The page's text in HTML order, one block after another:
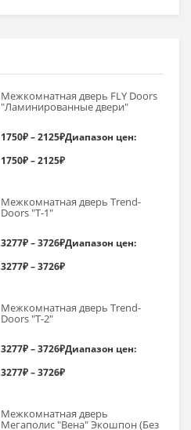
Межкомнатная дверь FLY Doors
"Ламинированные двери"
1750₽–2125₽Диапазон цен:
1750₽ – 2125₽
Межкомнатная дверь Trend-
Doоrs "Т-1"
3277₽–3726₽Диапазон цен:
3277₽ – 3726₽
Межкомнатная дверь Trend-
Doоrs "Т-2"
3277₽–3726₽Диапазон цен:
3277₽ – 3726₽
Межкомнатная дверь
Мегаполис "Вена" Экошпон (Без